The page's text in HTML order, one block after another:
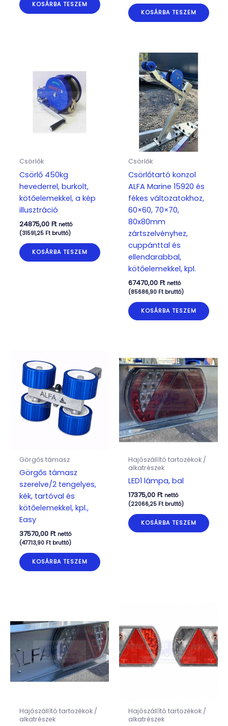
KOSÁRBA TESZEM
KOSÁRBA TESZEM
Csörlők
Csörlő 450kg
hevederrel, burkolt,
kötőelemekkel, a kép
illusztráció
24875,00 Ft nettó
(31591,25 Ftbruttó)
KOSÁRBA TESZEM
Csörlők
Csörlőtartó konzol
ALFA Marine 15920 és
fékes változatokhoz,
60×60, 70×70,
80x80mm
zártszelvényhez,
cuppánttal és
ellendarabbal,
kötőelemekkel, kpl.
67470,00 Ft nettó
(85686,90 Ftbruttó)
KOSÁRBA TESZEM
Görgős támasz
Görgős támasz
szerelve/2 tengelyes,
kék, tartóval és
kötőelemekkel, kpl.,
Easy
37570,00 Ft nettó
(47713,90 Ftbruttó)
KOSÁRBA TESZEM
Hajószállító tartozékok /
alkatrészek
LED1 lámpa, bal
17375,00 Ft nettó
(22066,25 Ftbruttó)
KOSÁRBA TESZEM
Hajószállító tartozékok /
alkatrészek
Hajószállító tartozékok /
alkatrészek